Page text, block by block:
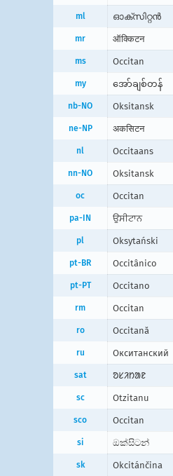
ml ഓക്സിറ്റന്‍
mr ऑक्किटन
ms Occitan
my အော်ချစ်တန်
nb-NO Oksitansk
ne-NP अकसिटन
nl Occitaans
nn-NO Oksitansk
oc Occitan
pa-IN ਉਸੀਟਾਨ
pl Oksytański
pt-BR Occitânico
pt-PT Occitano
rm Occitan
ro Occitană
ru Окситанский
sat ᱚᱥᱤᱴᱟᱱ
sc Otzitanu
sco Occitan
si ඔක්සිටන්
sk Okcitánčina